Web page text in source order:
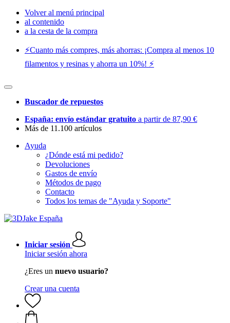
Volver al menú principal
al contenido
a la cesta de la compra
⚡️Cuanto más compres, más ahorras: ¡Compra al menos 10
filamentos y resinas y ahorra un 10%! ⚡️
Buscador de repuestos
España: envío estándar gratuito a partir de 87,90 €
Más de 11.100 artículos
Ayuda
¿Dónde está mi pedido?
Devoluciones
Gastos de envío
Métodos de pago
Contacto
Todos los temas de "Ayuda y Soporte"
Iniciar sesión
Iniciar sesión ahora
¿Eres un nuevo usuario?
Crear una cuenta